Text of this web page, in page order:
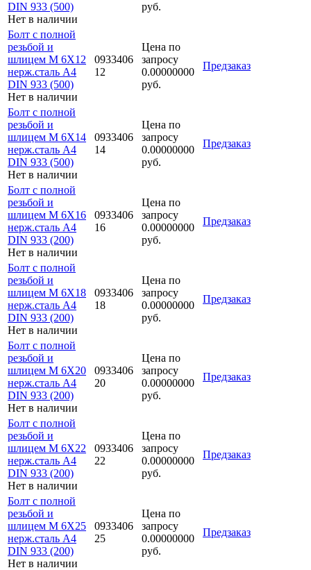
DIN 933 (500)
Нет в наличии
руб.
Болт с полной
резьбой и
шлицем M 6Х12
нерж.сталь A4
DIN 933 (500)
Нет в наличии
0933406
12
Цена по
запросу
0.00000000
руб.
Предзаказ
Болт с полной
резьбой и
шлицем M 6Х14
нерж.сталь A4
DIN 933 (500)
Нет в наличии
0933406
14
Цена по
запросу
0.00000000
руб.
Предзаказ
Болт с полной
резьбой и
шлицем M 6Х16
нерж.сталь A4
DIN 933 (200)
Нет в наличии
0933406
16
Цена по
запросу
0.00000000
руб.
Предзаказ
Болт с полной
резьбой и
шлицем M 6Х18
нерж.сталь A4
DIN 933 (200)
Нет в наличии
0933406
18
Цена по
запросу
0.00000000
руб.
Предзаказ
Болт с полной
резьбой и
шлицем M 6Х20
нерж.сталь A4
DIN 933 (200)
Нет в наличии
0933406
20
Цена по
запросу
0.00000000
руб.
Предзаказ
Болт с полной
резьбой и
шлицем M 6Х22
нерж.сталь A4
DIN 933 (200)
Нет в наличии
0933406
22
Цена по
запросу
0.00000000
руб.
Предзаказ
Болт с полной
резьбой и
шлицем M 6Х25
нерж.сталь A4
DIN 933 (200)
Нет в наличии
0933406
25
Цена по
запросу
0.00000000
руб.
Предзаказ